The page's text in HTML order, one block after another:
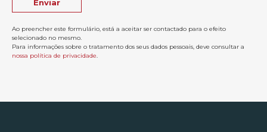
Ao preencher este formulário, está a aceitar ser contactado para o efeito
selecionado no mesmo.
Para informações sobre o tratamento dos seus dados pessoais, deve consultar a
nossa política de privacidade.